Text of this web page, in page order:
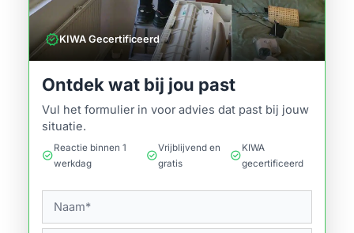
verifiedKIWA Gecertificeerd
Ontdek wat bij jou past
Vul het formulier in voor advies dat past bij jouw
situatie.
check_circle
Reactie binnen 1
werkdag
check_circle
Vrijblijvend en
gratis
check_circle
KIWA
gecertificeerd